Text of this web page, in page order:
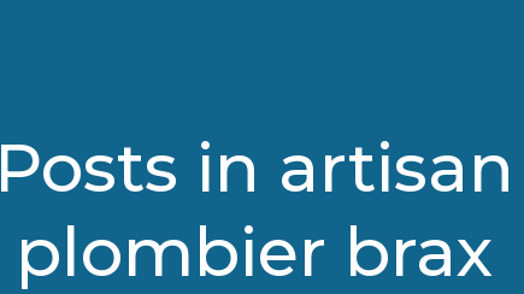
Posts in artisan
plombier brax